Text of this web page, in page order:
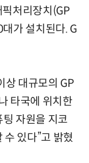
처리장치(GP
가 설치된다. G
상 대규모의 GP
타국에 위치한
자원을 지코
있다”고 밝혔